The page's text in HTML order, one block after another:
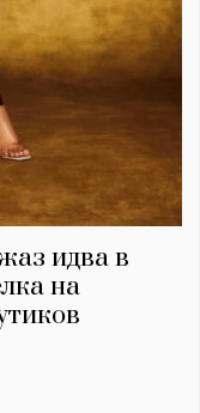
идва в
на